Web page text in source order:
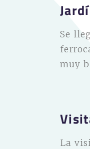
Se
muy
La